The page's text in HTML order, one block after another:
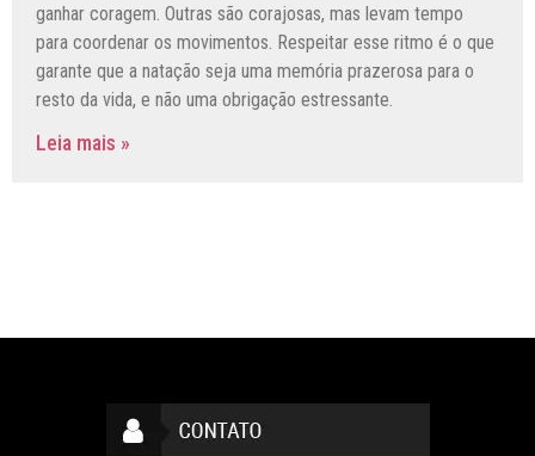
ganhar coragem. Outras são corajosas, mas levam tempo
para coordenar os movimentos. Respeitar esse ritmo é o que
garante que a natação seja uma memória prazerosa para o
resto da vida, e não uma obrigação estressante.
Leia mais »